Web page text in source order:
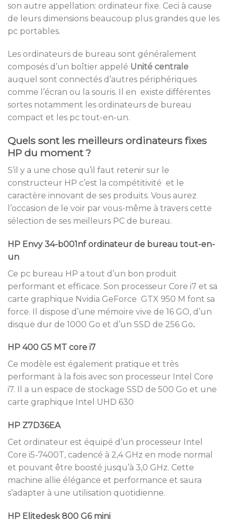
son autre appellation: ordinateur fixe. Ceci à cause
de leurs dimensions beaucoup plus grandes que les
pc portables.
Les ordinateurs de bureau sont généralement
composés d’un boîtier appelé Unité centrale
auquel sont connectés d’autres périphériques
comme l’écran ou la souris. Il en existe différentes
sortes notamment les ordinateurs de bureau
compact et les pc tout-en-un.
Quels sont les meilleurs ordinateurs fixes
HP du moment ?
S’il y a une chose qu’il faut retenir sur le
constructeur HP c’est la compétitivité et le
caractère innovant de ses produits. Vous aurez
l’occasion de le voir par vous-même à travers cette
sélection de ses meilleurs PC de bureau.
HP Envy 34-b001nf ordinateur de bureau tout-en-
un
Ce pc bureau HP a tout d’un bon produit
performant et efficace. Son processeur Core i7 et sa
carte graphique Nvidia GeForce GTX 950 M font sa
force. Il dispose d’une mémoire vive de 16 GO, d’un
disque dur de 1000 Go et d’un SSD de 256 Go.
HP 400 G5 MT core i7
Ce modèle est également pratique et très
performant à la fois avec son processeur Intel Core
i7. Il a un espace de stockage SSD de 500 Go et une
carte graphique Intel UHD 630
HP Z7D36EA
Cet ordinateur est équipé d’un processeur Intel
Core i5-7400T, cadencé à 2,4 GHz en mode normal
et pouvant être boosté jusqu’à 3,0 GHz. Cette
machine allie élégance et performance et saura
s’adapter à une utilisation quotidienne.
HP Elitedesk 800 G6 mini